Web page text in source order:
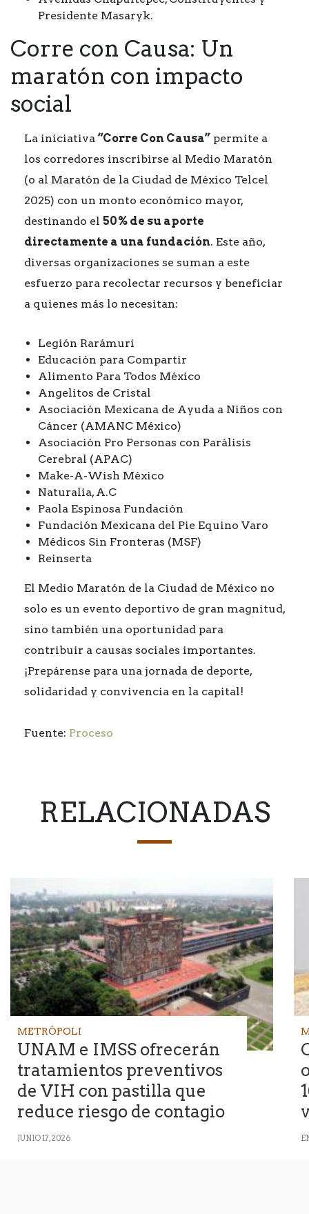
Presidente Masaryk.
Corre con Causa: Un
maratón con impacto
social
La iniciativa “Corre Con Causa” permite a
los corredores inscribirse al Medio Maratón
(o al Maratón de la Ciudad de México Telcel
2025) con un monto económico mayor,
destinando el 50% de su aporte
directamente a una fundación. Este año,
diversas organizaciones se suman a este
esfuerzo para recolectar recursos y beneficiar
a quienes más lo necesitan:
Legión Rarámuri
Educación para Compartir
Alimento Para Todos México
Angelitos de Cristal
Asociación Mexicana de Ayuda a Niños con
Cáncer (AMANC México)
Asociación Pro Personas con Parálisis
Cerebral (APAC)
Make-A-Wish México
Naturalia, A.C
Paola Espinosa Fundación
Fundación Mexicana del Pie Equino Varo
Médicos Sin Fronteras (MSF)
Reinserta
El Medio Maratón de la Ciudad de México no
solo es un evento deportivo de gran magnitud,
sino también una oportunidad para
contribuir a causas sociales importantes.
¡Prepárense para una jornada de deporte,
solidaridad y convivencia en la capital!
Fuente: Proceso
RELACIONADAS
METRÓPOLI
UNAM e IMSS ofrecerán
tratamientos preventivos
de VIH con pastilla que
reduce riesgo de contagio
JUNIO 17, 2026